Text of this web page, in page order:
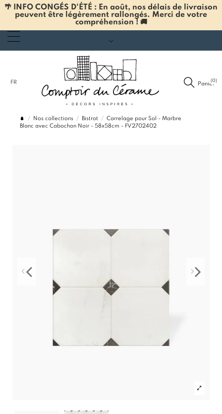
🌴 INFO CONGÉS D'ÉTÉ : En août, nos délais de livraison
peuvent être légèrement rallongés. Merci de votre
compréhension ! 🚚
FR Panier
(0)
Nos collections Bistrot
Carrelage pour Sol - Marbre
Blanc avec Cabochon Noir - 58x58cm - FV2702402